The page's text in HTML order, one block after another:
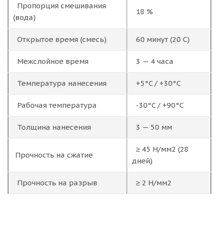
Пропорция смешивания
(вода)
18 %
Открытое время (смесь) 60 минут (20 С)
Межслойное время 3 — 4 часа
Температура нанесения +5°C / +30°C
Рабочая температура -30°C / +90°C
Толщина нанесения 3 — 50 мм
Прочность на сжатие
≥ 45 Н/мм2 (28
дней)
Прочность на разрыв ≥ 2 Н/мм2